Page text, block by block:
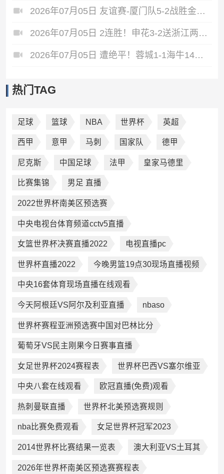
2026年07月05日 友谊赛-厦门队5-2战胜金门队 厦门队五人破门林世捷造王梓岩乌龙
2026年07月05日 2连胜！申花3-2送浙江两连败 37岁吴曦双响拉唐点射 王钰栋破门
2026年07月05日 遭绝平！蓉城1-1海牛14分领跑 杨明洋建功杨聪救主 海牛仍倒数第3
热门TAG
足球 篮球 NBA 世界杯 英超
西甲 意甲 马刺 国家队 德甲
尼克斯 中国足球 法甲 皇家马德里
比赛集锦 男足 直播
2022世界杯南美区预选赛
中央电视台体育频道cctv5直播
女篮世界杯决赛直播2022 电视直播pc
世界杯直播2022 今晚男篮19点30现场直播视频
中央16套体育现场直播在线观看
今天阿根廷VS阿尔及利亚直播 nbaso
世界杯赛程亚洲预选赛中国对巴林比分
葡萄牙VS民主刚果今日赛事直播
女足世界杯2024赛程表 世界杯巴西VS塞尔维亚
中央八套在线观看 欧冠直播(免费)观看
热刺曼联直播 世界杯北美预选赛规则
nba比赛免费观看 女足世界杯冠军2023
2014世界杯比赛结果一览表 澳大利亚VS土耳其
2026年世界杯南美区预选赛赛程表